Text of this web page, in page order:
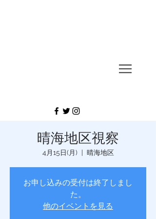
晴海地区視察
4月15日(月)
  |
晴海地区
お申し込みの受付は終了しまし
た。
他のイベントを見る